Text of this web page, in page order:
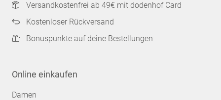
Versandkostenfrei ab 49€ mit dodenhof Card
Kostenloser Rückversand
Bonuspunkte auf deine Bestellungen
Online einkaufen
Damen